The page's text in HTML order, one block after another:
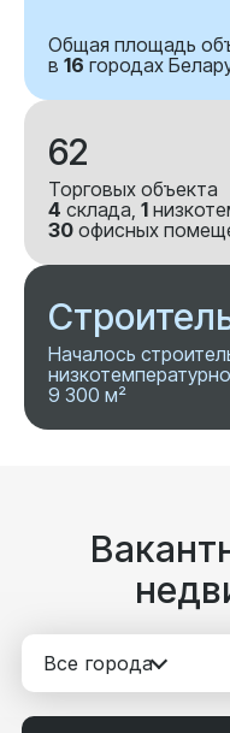
Общая площадь
в 16 городах
62
Торговых объекта
4 склада, 1
30 офисных
Началось
9 300 м²
Все города